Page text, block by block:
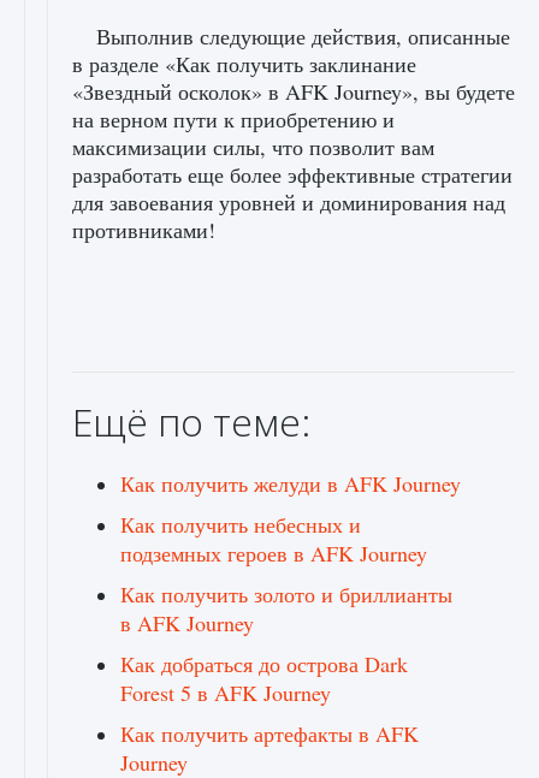
Выполнив следующие действия, описанные
в разделе «Как получить заклинание
«Звездный осколок» в AFK Journey», вы будете
на верном пути к приобретению и
максимизации силы, что позволит вам
разработать еще более эффективные стратегии
для завоевания уровней и доминирования над
противниками!
Ещё по теме:
Как получить желуди в AFK Journey
Как получить небесных и
подземных героев в AFK Journey
Как получить золото и бриллианты
в AFK Journey
Как добраться до острова Dark
Forest 5 в AFK Journey
Как получить артефакты в AFK
Journey